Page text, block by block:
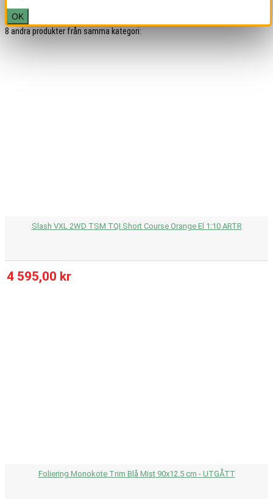
OK
8 andra produkter från samma kategori:
Slash VXL 2WD TSM TQI Short Course Orange El 1:10 ARTR
4 595,00 kr
Foliering Monokote Trim Blå Mist 90x12.5 cm - UTGÅTT